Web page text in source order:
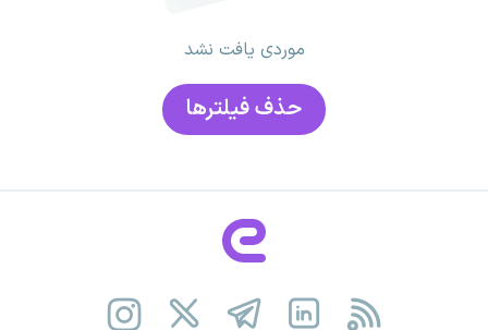
موردی یافت نشد
حذف فیلتر‌ها